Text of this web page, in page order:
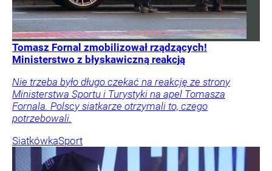
Tomasz Fornal zmobilizował rządzących!
Ministerstwo z błyskawiczną reakcją
Nie trzeba było długo czekać na reakcję ze strony
Ministerstwa Sportu i Turystyki na apel Tomasza
Fornala. Polscy siatkarze otrzymali to, czego
potrzebowali.
SiatkówkaSport